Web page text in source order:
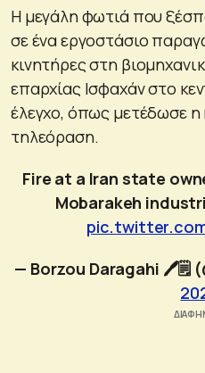
Η μεγάλη φωτιά που
σε ένα εργοστάσιο
κινητήρες στη
επαρχίας Ισφαχάν στο
έλεγχο, όπως μετέδωσε η
τηλεόραση.
Fire at a Iran state
Mobarakeh
— Borzou Daragahi 🖊🗒